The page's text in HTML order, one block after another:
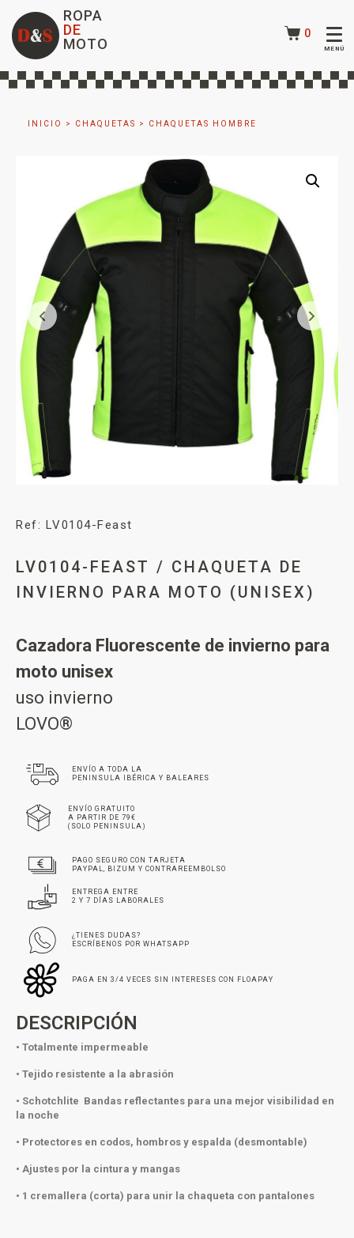
ROPA
DE
MOTO
0
INICIO > CHAQUETAS > CHAQUETAS HOMBRE
Ref: LV0104-Feast
LV0104-FEAST / CHAQUETA DE
INVIERNO PARA MOTO (UNISEX)
Cazadora Fluorescente de invierno para
moto unisex
uso invierno
LOVO®
ENVÍO A TODA LA
PENINSULA IBÉRICA Y BALEARES
ENVÍO GRATUITO
A PARTIR DE 79€
(SOLO PENINSULA)
PAGO SEGURO CON TARJETA
PAYPAL, BIZUM Y CONTRAREEMBOLSO
ENTREGA ENTRE
2 Y 7 DÍAS LABORALES
¿TIENES DUDAS?
ESCRÍBENOS POR WHATSAPP
PAGA EN 3/4 VECES SIN INTERESES CON FLOAPAY
DESCRIPCIÓN
• Totalmente impermeable
• Tejido resistente a la abrasión
• Schotchlite Bandas reflectantes para una mejor visibilidad en
la noche
• Protectores en codos, hombros y espalda (desmontable)
• Ajustes por la cintura y mangas
• 1 cremallera (corta) para unir la chaqueta con pantalones